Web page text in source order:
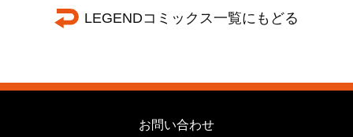
LEGENDコミックス一覧にもどる
お問い合わせ